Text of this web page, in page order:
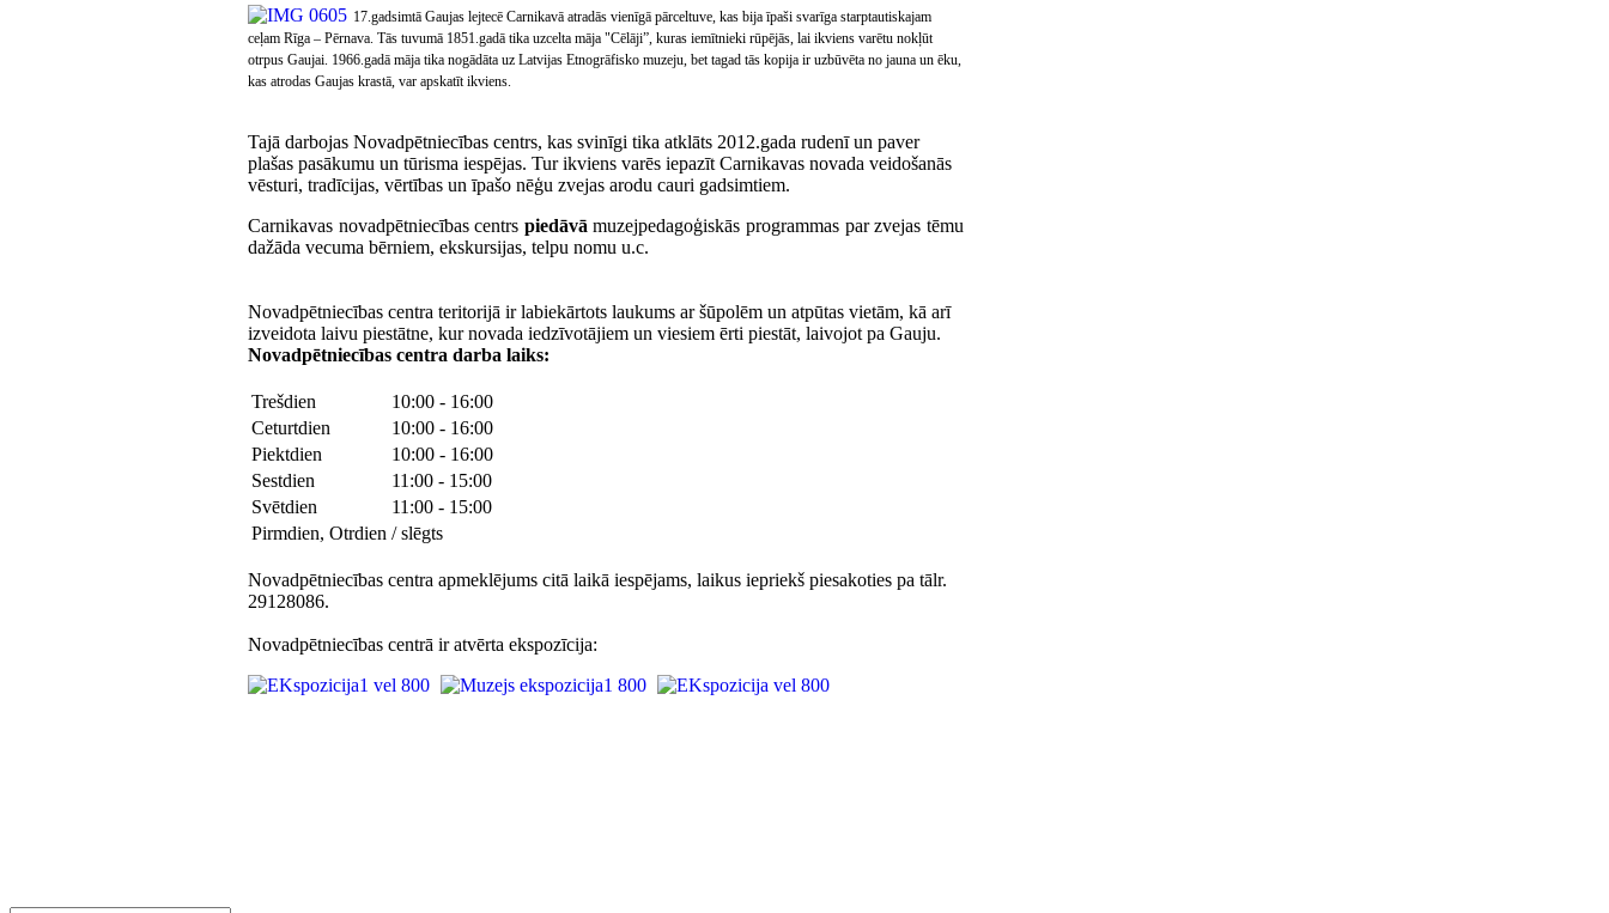
17.gadsimtā Gaujas lejtecē Carnikavā atradās vienīgā pārceltuve, kas bija īpaši svarīga starptautiskajam
ceļam Rīga – Pērnava. Tās tuvumā 1851.gadā tika uzcelta māja "Cēlāji”, kuras iemītnieki rūpējās, lai ikviens varētu nokļūt
otrpus Gaujai. 1966.gadā māja tika nogādāta uz Latvijas Etnogrāfisko muzeju, bet tagad tās kopija ir uzbūvēta no jauna un ēku,
kas atrodas Gaujas krastā, var apskatīt ikviens.
Tajā darbojas Novadpētniecības centrs, kas svinīgi tika atklāts 2012.gada rudenī un paver
plašas pasākumu un tūrisma iespējas. Tur ikviens varēs iepazīt Carnikavas novada veidošanās
vēsturi, tradīcijas, vērtības un īpašo nēģu zvejas arodu cauri gadsimtiem.
Carnikavas novadpētniecības centrs piedāvā muzejpedagoģiskās programmas par zvejas tēmu
dažāda vecuma bērniem, ekskursijas, telpu nomu u.c.
Novadpētniecības centra teritorijā ir labiekārtots laukums ar šūpolēm un atpūtas vietām, kā arī
izveidota laivu piestātne, kur novada iedzīvotājiem un viesiem ērti piestāt, laivojot pa Gauju.
Novadpētniecības centra darba laiks:
Trešdien
10:00 - 16:00
Ceturtdien
10:00 - 16:00
Piektdien
10:00 - 16:00
Sestdien
11:00 - 15:00
Svētdien
11:00 - 15:00
Pirmdien, Otrdien / slēgts
Novadpētniecības centra apmeklējums citā laikā iespējams, laikus iepriekš piesakoties pa tālr.
29128086.
Novadpētniecības centrā ir atvērta ekspozīcija: